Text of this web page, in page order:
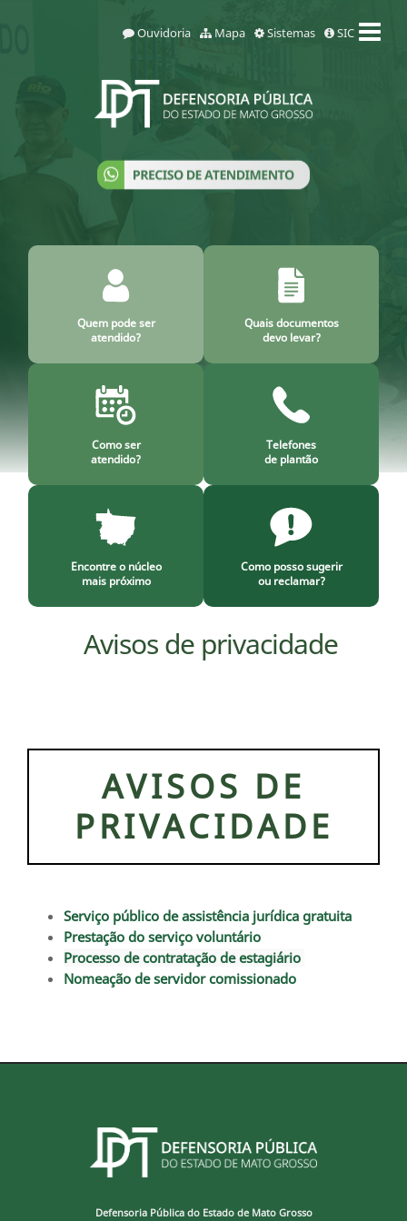
Ouvidoria Mapa Sistemas SIC
Quem pode ser
atendido?
Quais documentos
devo levar?
Como ser
atendido?
Telefones
de plantão
Encontre o núcleo
mais próximo
Como posso sugerir
ou reclamar?
Avisos de privacidade
AVISOS DE
PRIVACIDADE
Serviço público de assistência jurídica gratuita
Prestação do serviço voluntário
Processo de contratação de estagiário
Nomeação de servidor comissionado
Defensoria Pública do Estado de Mato Grosso